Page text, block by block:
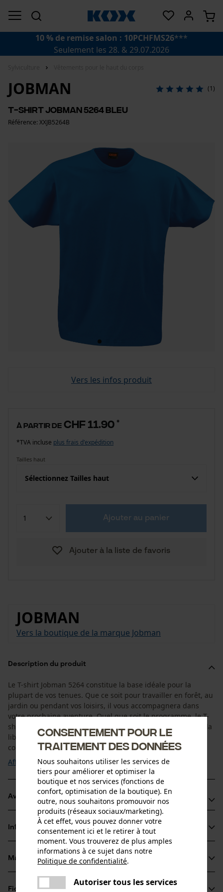
10 % de remise salon : 10PCHFMS26***
Seulement les 28. & 29.07.2026
JOBMAN (1)
T-shirt Jobman 5264 bleu
Référence: XXJB5264B
Vers les infos produit
à partir de CHF 11.90 *
*TVA incluse plus frais d'expédition
Tailles haut
Sélectionnez Tailles haut
Ajouter au panier
Ajouter à la liste de favoris
JOBMAN
Vers la boutique de la marque Jobman
Description du produit
Le T-shirt Jobman 5264 constitue la base idéale pour la
plupart de vos tenues. Que ce soit pour travailler en forêt, au
jardin ou pendant vos loisirs, il vous accompagnera dans
votre prochaine aventure. Quel que soit le programme, le T-
shirt Jobman fera l’affaire en alliant confort et style. Il offre la
liberté de mouvement dont vous avez besoin en plus d'un
confort de port optimal. Avec ...
Afficher plus
Avantages du produit
T-shirt moderne en jersey de coton très agréable à porter
Coutures renforcées aux épaules
Double couture autour de l'encolure
Informations sur le produit
Détails du produit
Type de manche
Matériau & entretien
Fiches techniques
Consentement pour le
traitement des données
Nous souhaitons utiliser les services de
tiers pour améliorer et optimiser la
boutique et nos services (fonctions de
confort, optimisation de la boutique). En
outre, nous souhaitons promouvoir nos
produits (réseaux sociaux/marketing).
À cet effet, vous pouvez donner votre
consentement ici et le retirer à tout
moment. Vous trouverez de plus amples
informations à ce sujet dans notre
Politique de confidentialité.
Autoriser tous les services
Une erreur s'est produite. Veuillez
partager
partager